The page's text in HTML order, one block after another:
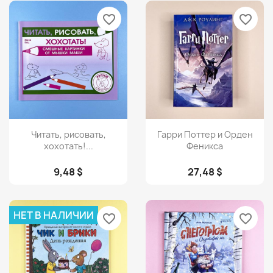
Просмотр
Читать, рисовать,
хохотать!...
9,48 $
favorite_border
Просмотр
Гарри Поттер и Орден
Феникса
27,48 $
favorite_border
НЕТ В НАЛИЧИИ favorite_border favorite_border